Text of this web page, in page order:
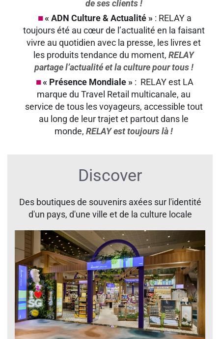
de ses clients !
« ADN Culture & Actualité » : RELAY a
toujours été au cœur de l’actualité en la faisant
vivre au quotidien avec la presse, les livres et
les produits tendance du moment, RELAY
partage l’actualité et la culture pour tous !
« Présence Mondiale » : RELAY est LA
marque du Travel Retail multicanale, au
service de tous les voyageurs, accessible tout
au long de leur trajet et partout dans le
monde, RELAY est toujours là !
Discover
Des boutiques de souvenirs axées sur l'identité
d'un pays, d'une ville et de la culture locale